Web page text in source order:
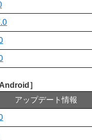
］
アップデート情報